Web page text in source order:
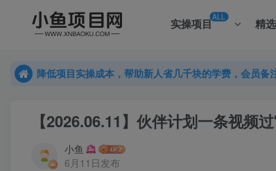
实操项目ALL 精
降低项目实操成本，帮助新人省几千块的学费，会员备
降低项目实操成本，帮助新人省几千块的学费，会员
【2026.06.11】伙伴计划一条视频
小鱼
6月11日发布